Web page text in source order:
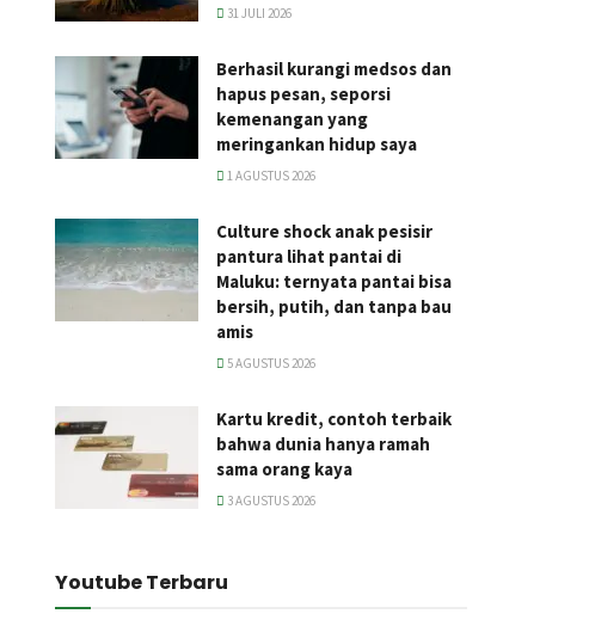
31 JULI 2026
Berhasil kurangi medsos dan
hapus pesan, seporsi
kemenangan yang
meringankan hidup saya
1 AGUSTUS 2026
Culture shock anak pesisir
pantura lihat pantai di
Maluku: ternyata pantai bisa
bersih, putih, dan tanpa bau
amis
5 AGUSTUS 2026
Kartu kredit, contoh terbaik
bahwa dunia hanya ramah
sama orang kaya
3 AGUSTUS 2026
Youtube Terbaru